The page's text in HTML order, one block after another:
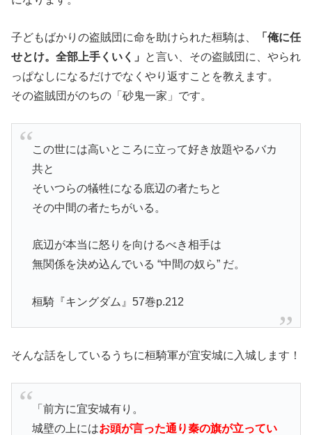
子どもばかりの盗賊団に命を助けられた桓騎は、
「俺に任
せとけ。全部上手くいく」
と言い、その盗賊団に、やられ
っぱなしになるだけでなくやり返すことを教えます。
その盗賊団がのちの「砂鬼一家」です。
この世には高いところに立って好き放題やるバカ
共と
そいつらの犠牲になる底辺の者たちと
その中間の者たちがいる。
底辺が本当に怒りを向けるべき相手は
無関係を決め込んでいる “中間の奴ら” だ。
桓騎『キングダム』57巻p.212
そんな話をしているうちに桓騎軍が宜安城に入城します！
「前方に宜安城有り。
城壁の上にはお頭が言った通り秦の旗が立ってい